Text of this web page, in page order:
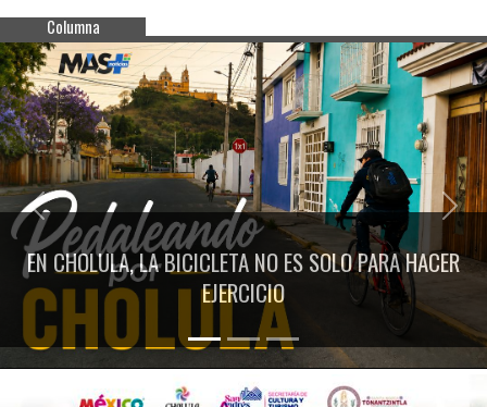
Columna
EN CHOLULA, LA BICICLETA NO ES SOLO PARA HACER
EJERCICIO
Previous Next